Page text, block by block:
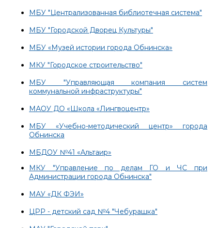
МБУ "Централизованная библиотечная система"
МБУ "Городской Дворец Культуры"
МБУ «Музей истории города Обнинска»
МКУ "Городское строительство"
МБУ "Управляющая компания систем
коммунальной инфраструктуры"
МАОУ ДО «Школа «Лингвоцентр»
МБУ «Учебно-методический центр» города
Обнинска
МБДОУ №41 «Альтаир»
МКУ "Управление по делам ГО и ЧС при
Администрации города Обнинска"
МАУ «ДК ФЭИ»
ЦРР - детский сад №4 "Чебурашка"